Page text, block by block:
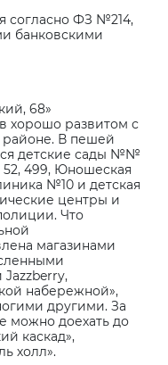
согласно ФЗ №214,
банковскими
68»
хорошо развитом с
районе. В пешей
детские сады №№
52, 499, Юношеская
№10 и детская
центры и
Что
магазинами
Jazzberry,
набережной»,
другими. За
можно доехать до
каскад»,
холл».